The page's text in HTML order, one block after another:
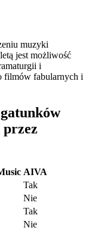
muzyki
jest możliwość
i
filmów fabularnych i
przez
AIVA
Tak
Nie
Tak
Nie